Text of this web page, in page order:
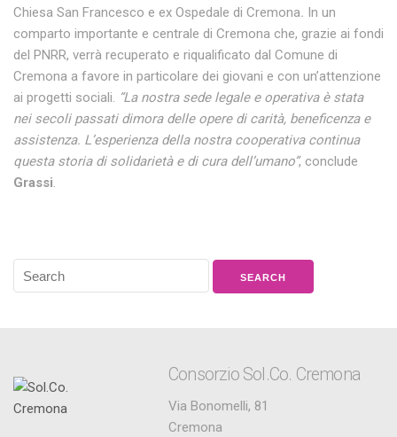
Chiesa San Francesco e ex Ospedale di Cremona. In un
comparto importante e centrale di Cremona che, grazie ai fondi
del PNRR, verrà recuperato e riqualificato dal Comune di
Cremona a favore in particolare dei giovani e con un’attenzione
ai progetti sociali. “La nostra sede legale e operativa è stata
nei secoli passati dimora delle opere di carità, beneficenza e
assistenza. L’esperienza della nostra cooperativa continua
questa storia di solidarietà e di cura dell’umano”, conclude
Grassi.
Consorzio Sol.Co. Cremona
Via Bonomelli, 81
Cremona